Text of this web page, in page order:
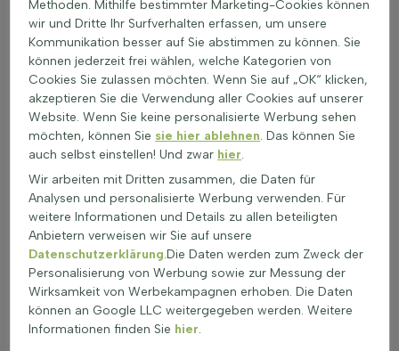
setzt auf eine zuverlässige und pflegeleichte Wasserblüher.
Strahlende Akzente im Wasser- und
Sumpfgarten
Caltha ist eine bemerkenswerte Pflanze, die mit ihren gelben,
butterblumenähnlichen Blüten im Frühling beeindruckt. Die
Sumpfdotterblume ist besonders wertvoll für Amphibien und
Insekten, die sich von ihrer Schönheit und Nützlichkeit
angezogen fühlen. Die leuchtend gelben Blüten sind ein
echter Hingucker und bringen Farbe in jeden nassen Bereich.
Frischgrüne bis mittelgrüne, glänzende Blätter verleihen der
Pflanze zusätzlich eine attraktive Optik. Die aufrechte,
horstbildende Wuchsform der Wasserstaude macht sie ideal
für die Uferzone, Teichränder oder schattige, feuchte
Bereiche im Garten. Caltha liebt nasse Füße und schmückt
feuchte Bereiche alsGartenpflanze für feuchte Böden. Sie
bietet nicht nur einen ästhetischen Wert, sondern ist auch
ökologisch wertvoll, da sie die Biodiversität im Garten fördert.
Methoden. Mithilfe bestimmter Marketing-Cookies können
wir und Dritte Ihr Surfverhalten erfassen, um unsere
Kommunikation besser auf Sie abstimmen zu können. Sie
können jederzeit frei wählen, welche Kategorien von
Cookies Sie zulassen möchten. Wenn Sie auf „OK“ klicken,
akzeptieren Sie die Verwendung aller Cookies auf unserer
Website. Wenn Sie keine personalisierte Werbung sehen
möchten, können Sie sie hier ablehnen. Das können Sie
auch selbst einstellen! Und zwar hier.
Wir arbeiten mit Dritten zusammen, die Daten für
Analysen und personalisierte Werbung verwenden. Für
weitere Informationen und Details zu allen beteiligten
Anbietern verweisen wir Sie auf unsere
Datenschutzerklärung.Die Daten werden zum Zweck der
Personalisierung von Werbung sowie zur Messung der
Wirksamkeit von Werbekampagnen erhoben. Die Daten
können an Google LLC weitergegeben werden. Weitere
Informationen finden Sie hier.